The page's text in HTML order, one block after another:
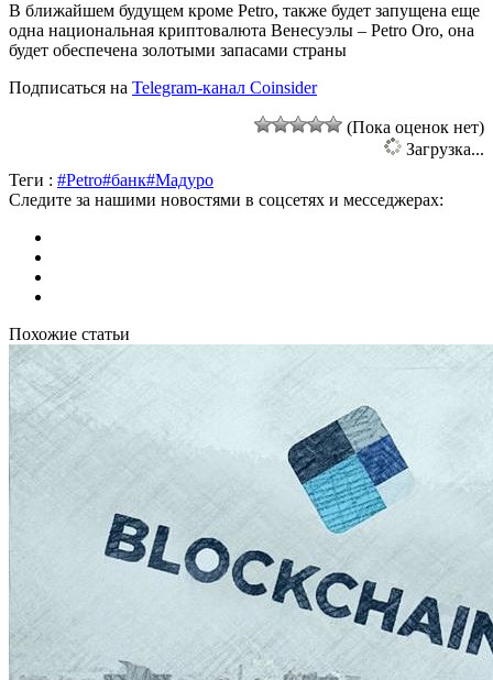
В ближайшем будущем кроме Petro, также будет запущена еще
одна национальная криптовалюта Венесуэлы – Petro Oro, она
будет обеспечена золотыми запасами страны
Подписаться на Telegram-канал Coinsider
(Пока оценок нет)
Загрузка...
Теги : #Petro#банк#Мадуро
Следите за нашими новостями в соцсетях и месседжерах:
Похожие статьи